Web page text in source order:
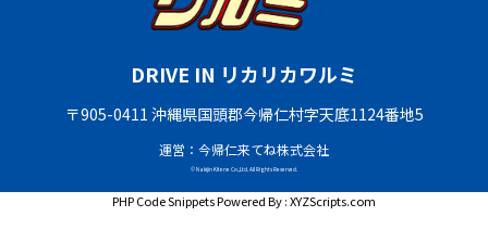
DRIVE IN リカリカワルミ
〒905-0411 沖縄県国頭郡今帰仁村字天底1124番地5
運営：今帰仁来てね株式会社
© Nakijin Kitene Co.,Ltd. All Rights Reserved.
PHP Code SnippetsPowered By :XYZScripts.com